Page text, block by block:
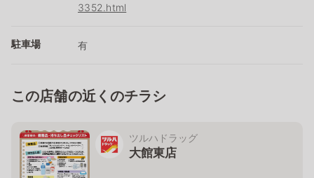
3352.html
駐車場 有
この店舗の近くのチラシ
ツルハドラッグ
大館東店